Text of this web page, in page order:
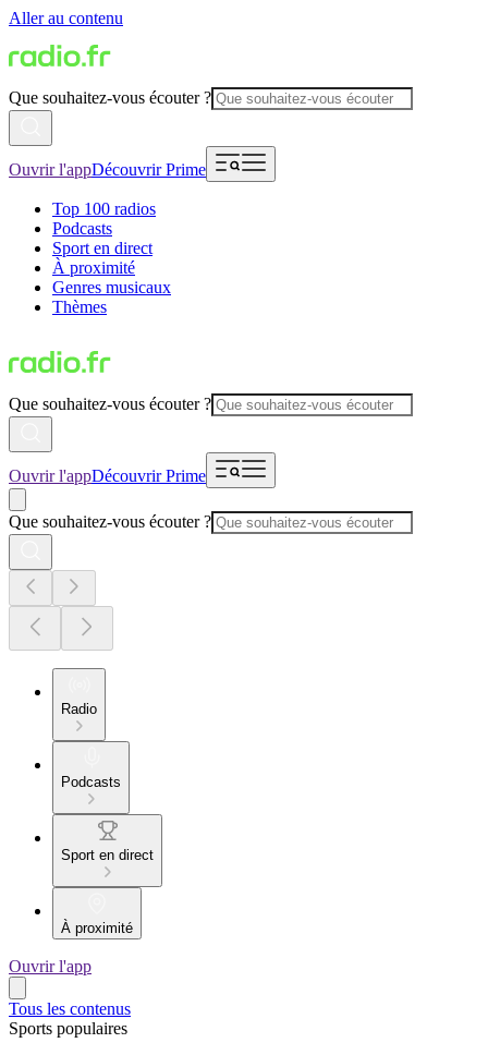
Aller au contenu
Que souhaitez-vous écouter ?
Ouvrir l'appDécouvrir Prime
Top 100 radios
Podcasts
Sport en direct
À proximité
Genres musicaux
Thèmes
Que souhaitez-vous écouter ?
Ouvrir l'appDécouvrir Prime
Que souhaitez-vous écouter ?
Radio
Podcasts
Sport en direct
À proximité
Ouvrir l'app
Tous les contenus
Sports populaires